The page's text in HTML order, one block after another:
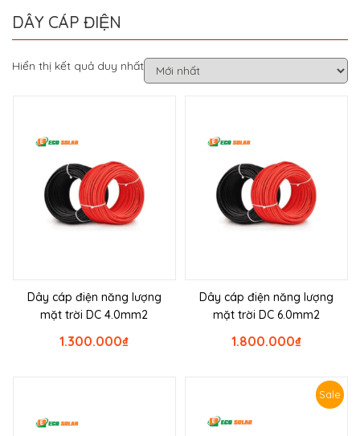
DÂY CÁP ĐIỆN
Hiển thị kết quả duy nhất
Dây cáp điện năng lượng
mặt trời DC 4.0mm2
₫
1.300.000
Dây cáp điện năng lượng
mặt trời DC 6.0mm2
₫
1.800.000
Sale